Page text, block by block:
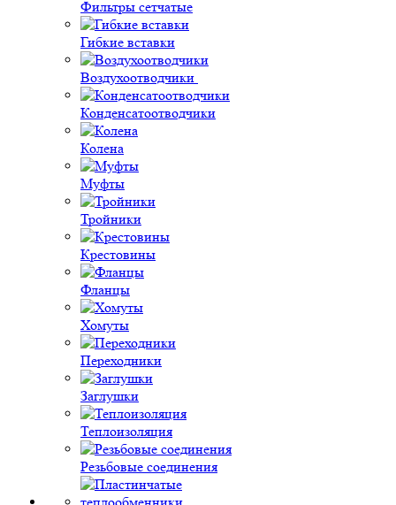
Фильтры сетчатые
Гибкие вставки
Воздухоотводчики
Конденсатоотводчики
Колена
Муфты
Тройники
Крестовины
Фланцы
Хомуты
Переходники
Заглушки
Теплоизоляция
Резьбовые соединения